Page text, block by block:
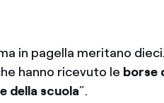
in pagella meritano
hanno ricevuto le borse
della scuola”.